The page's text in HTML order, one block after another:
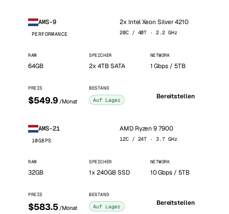
AMS-9
PERFORMANCE
2x Intel Xeon Silver 4210
20C / 40T · 2.2 GHz
RAM
64GB
SPEICHER
2x 4TB SATA
NETWORK
1 Gbps / 5TB
PREIS
$549.9 /Monat
BESTAND
Auf Lager Bereitstellen
AMS-21
10GBPS
AMD Ryzen 9 7900
12C / 24T · 3.7 GHz
RAM
32GB
SPEICHER
1x 240GB SSD
NETWORK
10 Gbps / 5TB
PREIS
$583.5 /Monat
BESTAND
Auf Lager Bereitstellen